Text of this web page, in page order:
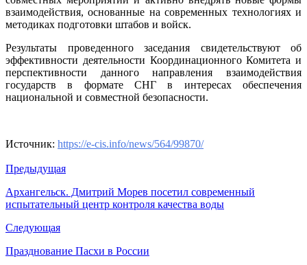
взаимодействия, основанные на современных технологиях и
методиках подготовки штабов и войск.
Результаты проведенного заседания свидетельствуют об
эффективности деятельности Координационного Комитета и
перспективности данного направления взаимодействия
государств в формате СНГ в интересах обеспечения
национальной и совместной безопасности.
Источник: https://e-cis.info/news/564/99870/
Предыдущая
Архангельск. Дмитрий Морев посетил современный
испытательный центр контроля качества воды
Следующая
Празднование Пасхи в России